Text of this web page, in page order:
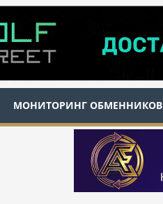
МОНИТОРИНГ ОБМЕННИКОВ